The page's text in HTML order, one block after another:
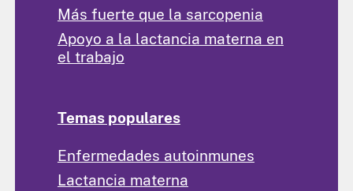
Más fuerte que la sarcopenia
Apoyo a la lactancia materna en
el trabajo
Temas populares
Enfermedades autoinmunes
Lactancia materna